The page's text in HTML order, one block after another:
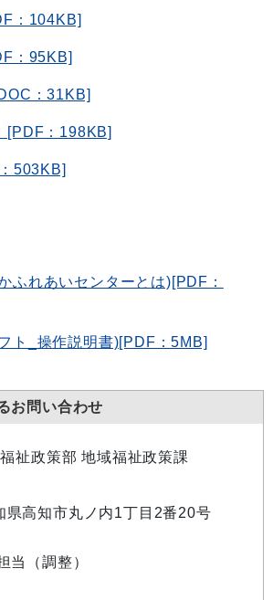
：104KB]
：95KB]
：31KB]
[PDF：198KB]
503KB]
ふれあいセンターとは)[PDF：
ト_操作説明書)[PDF：5MB]
お問い合わせ
祉政策部 地域福祉政策課
県高知市丸ノ内1丁目2番20号
当（調整）